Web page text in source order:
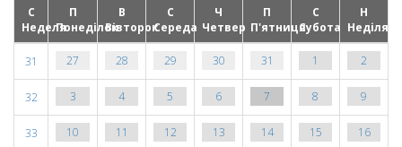
С
Неделя
П
Понеділок
В
Вівторок
С
Середа
Ч
Четвер
П
П'ятниця
С
Субота
Н
Неділя
31 27 28 29 30 31 1 2
32 3 4 5 6 7 8 9
33 10 11 12 13 14 15 16